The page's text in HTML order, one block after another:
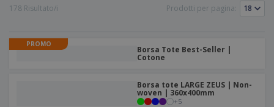
178 Risultato/i Prodotti per pagina:
PROMO
Borsa Tote Best-Seller |
Cotone
Borsa tote LARGE ZEUS | Non-
woven | 360x400mm
+5